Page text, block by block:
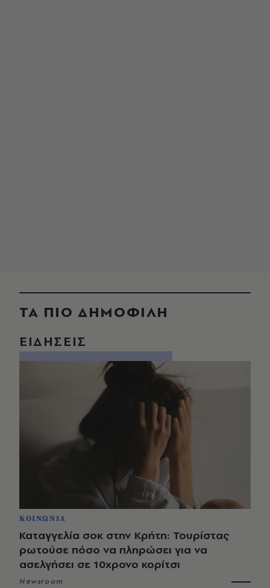
ΤΑ ΠΙΟ ΔΗΜΟΦΙΛΗ
ΕΙΔΗΣΕΙΣ
ΚΟΙΝΩΝΙΑ
Καταγγελία σοκ στην Κρήτη: Τουρίστας
ρωτούσε πόσο να πληρώσει για να
ασελγήσει σε 10χρονο κορίτσι
Newsroom